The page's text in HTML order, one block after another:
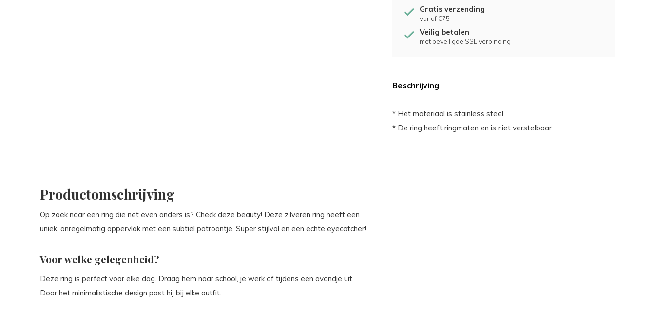
Gratis verzending
vanaf €75
Veilig betalen
met beveiligde SSL verbinding
Beschrijving
* Het materiaal is stainless steel
* De ring heeft ringmaten en is niet verstelbaar
Productomschrijving
Op zoek naar een ring die net even anders is? Check deze beauty! Deze zilveren ring heeft een
uniek, onregelmatig oppervlak met een subtiel patroontje. Super stijlvol en een echte eyecatcher!
Voor welke gelegenheid?
Deze ring is perfect voor elke dag. Draag hem naar school, je werk of tijdens een avondje uit.
Door het minimalistische design past hij bij elke outfit.